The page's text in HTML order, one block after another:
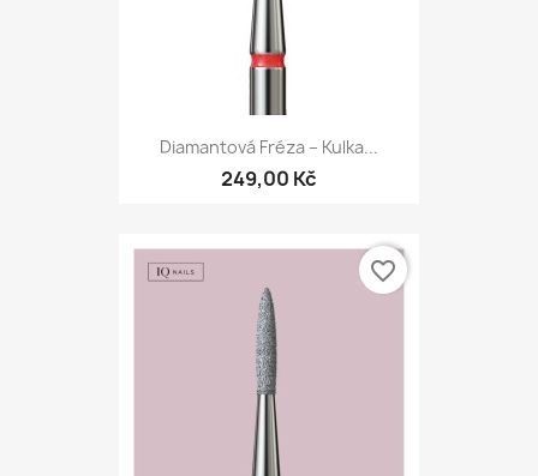
Diamantová Fréza – Kulka...
249,00 Kč
favorite_border